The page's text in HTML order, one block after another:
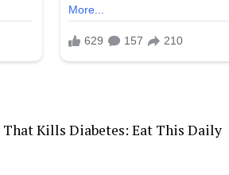
Kills Diabetes: Eat This Daily